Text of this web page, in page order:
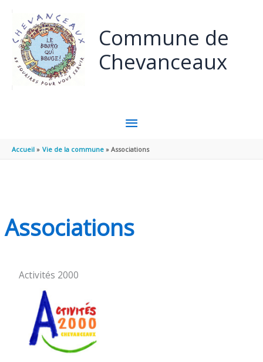
Commune de
Chevanceaux
MENU
PRINCIPAL
Accueil Vie de la commune Associations
Associations
Activités 2000